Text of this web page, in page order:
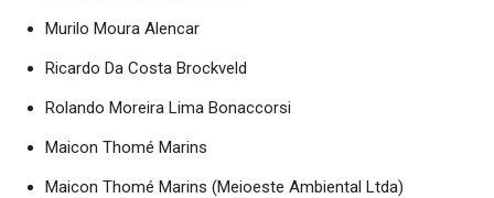
Murilo Moura Alencar
Ricardo Da Costa Brockveld
Rolando Moreira Lima Bonaccorsi
Maicon Thomé Marins
Maicon Thomé Marins (Meioeste Ambiental Ltda)